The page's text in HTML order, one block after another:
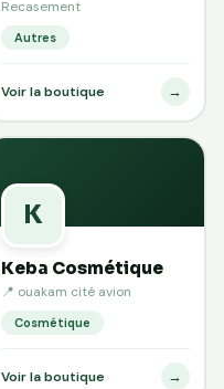
Recasement
Autres
Voir la boutique →
K
Keba Cosmétique
📍 ouakam cité avion
Cosmétique
Voir la boutique →